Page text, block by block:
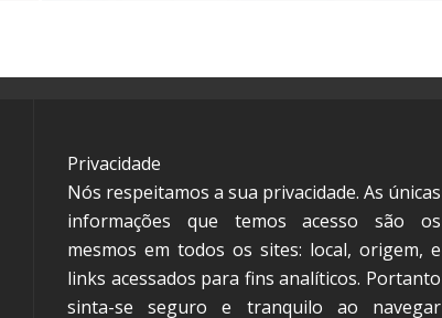
Privacidade
Nós respeitamos a sua privacidade. As únicas
informações que temos acesso são os
mesmos em todos os sites: local, origem, e
links acessados para fins analíticos. Portanto
sinta-se seguro e tranquilo ao navegar